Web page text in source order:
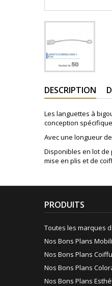
DESCRIPTION
Les languettes à
conception
Avec une longueur
Disponibles en lot
mise en plis et de
PRODUITS
Toutes les marques
Nos Bons Plans
Nos Bons Plans
Nos Bons Plans
Nos Bons Plans